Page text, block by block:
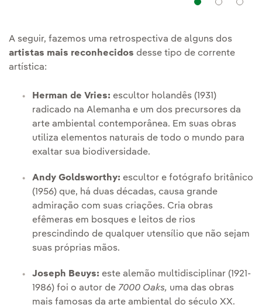
A seguir, fazemos uma retrospectiva de alguns dos
artistas mais reconhecidos desse tipo de corrente
artística:
Herman de Vries: escultor holandês (1931)
radicado na Alemanha e um dos precursores da
arte ambiental contemporânea. Em suas obras
utiliza elementos naturais de todo o mundo para
exaltar sua biodiversidade.
Andy Goldsworthy: escultor e fotógrafo britânico
(1956) que, há duas décadas, causa grande
admiração com suas criações. Cria obras
efêmeras em bosques e leitos de rios
prescindindo de qualquer utensílio que não sejam
suas próprias mãos.
Joseph Beuys: este alemão multidisciplinar (1921-
1986) foi o autor de 7000 Oaks, uma das obras
mais famosas da arte ambiental do século XX.